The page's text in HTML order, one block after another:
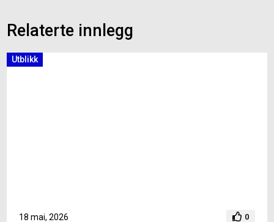
Relaterte innlegg
Utblikk
18 mai, 2026 0